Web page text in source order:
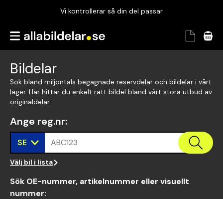
Vi kontrollerar så din del passar
Garanterad passform
Bildelar
Sök bland miljontals begagnade reservdelar och bildelar i vårt
lager. Här hittar du enkelt rätt bildel bland vårt stora utbud av
originaldelar.
Ange reg.nr:
SE ABC123
Välj bil i lista
Sök OE-nummer, artikelnummer eller visuellt
nummer: